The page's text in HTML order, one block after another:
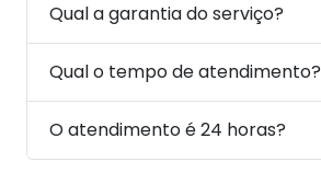
Qual a garantia do serviço?
Qual o tempo de atendimento?
O atendimento é 24 horas?